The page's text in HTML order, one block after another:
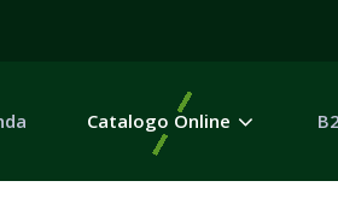
Catalogo Online